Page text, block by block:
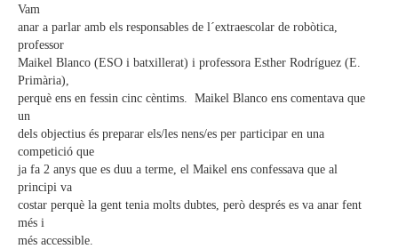
Vam
anar a parlar amb els responsables de l´extraescolar de robòtica,
professor
Maikel Blanco (ESO i batxillerat) i professora Esther Rodríguez (E.
Primària),
perquè ens en fessin cinc cèntims. Maikel Blanco ens comentava que
un
dels objectius és preparar els/les nens/es per participar en una
competició que
ja fa 2 anys que es duu a terme, el Maikel ens confessava que al
principi va
costar perquè la gent tenia molts dubtes, però després es va anar fent
més i
més accessible.